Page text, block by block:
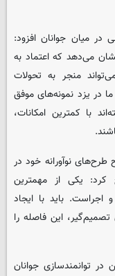
در میان جوانان افزود:
می‌دهد که اعتماد به
منجر به تحولات
در یزد نمونه‌های موفق
با کمترین امکانات،
نوآورانه خود در
کرد: یکی از مهمترین
اجراست. باید با ایجاد
این فاصله را
توانمندسازی جوانان